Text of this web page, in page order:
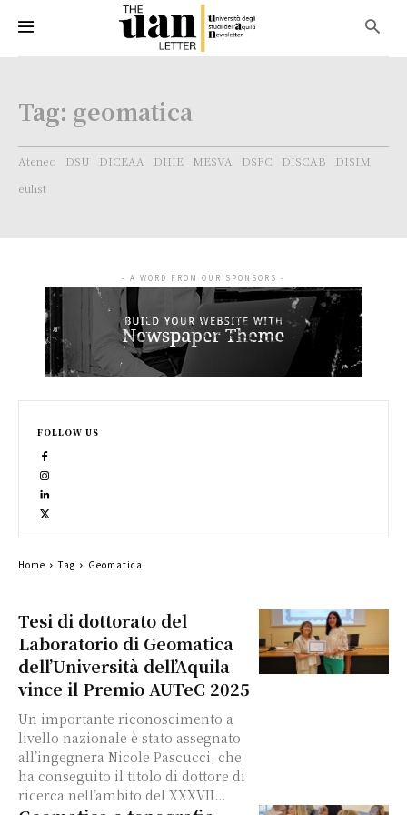
Tag: geomatica
Ateneo DSU DICEAA DIIIE MESVA DSFC DISCAB
DISIM
eulist
Tesi di dottorato del
Laboratorio di Geomatica
dell’Università dell’Aquila
vince il Premio AUTeC 2025
Un importante riconoscimento a
livello nazionale è stato assegnato
all’ingegnera Nicole Pascucci, che
ha conseguito il titolo di dottore di
ricerca nell’ambito del XXXVII...
- A WORD FROM OUR SPONSORS -
FOLLOW US
Home Tag Geomatica